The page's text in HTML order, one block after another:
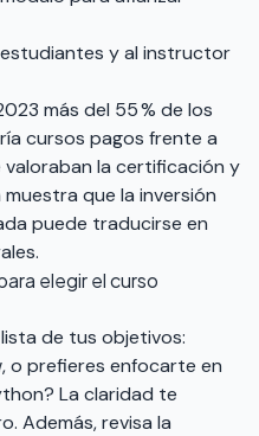
y al instructor
más del 55 % de los
cursos pagos frente a
la certificación y
que la inversión
puede traducirse en
elegir el curso
de tus objetivos:
o prefieres enfocarte en
La claridad te
Además, revisa la